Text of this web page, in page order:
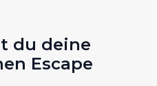
du deine
Escape